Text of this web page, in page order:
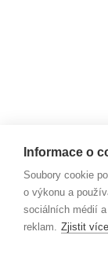
Informace o
Soubory cookie
o výkonu a
sociálních médií
reklam. Zjistit více